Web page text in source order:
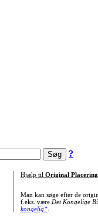
?
Hjælp til Original Placering
Man kan søge efter de
f.eks. være Det Kongelige
kongelig*.